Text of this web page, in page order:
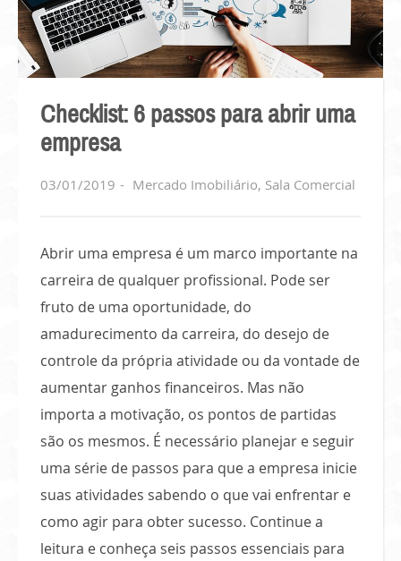
Checklist: 6 passos para abrir uma
empresa
03/01/2019 Mercado Imobiliário, Sala Comercial
Abrir uma empresa é um marco importante na
carreira de qualquer profissional. Pode ser
fruto de uma oportunidade, do
amadurecimento da carreira, do desejo de
controle da própria atividade ou da vontade de
aumentar ganhos financeiros. Mas não
importa a motivação, os pontos de partidas
são os mesmos. É necessário planejar e seguir
uma série de passos para que a empresa inicie
suas atividades sabendo o que vai enfrentar e
como agir para obter sucesso. Continue a
leitura e conheça seis passos essenciais para